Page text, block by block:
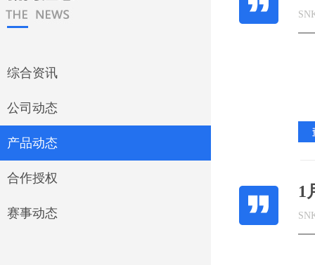
综合资讯
公司动态
产品动态
合作授权
赛事动态
1